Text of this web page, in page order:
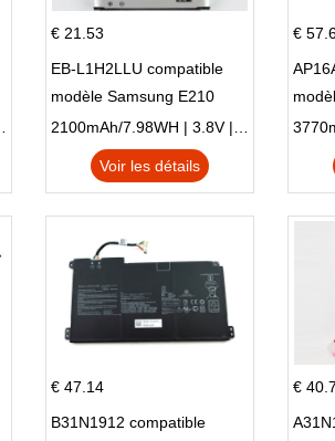
€ 21.53
EB-L1H2LLU compatible
modèle Samsung E210
E210K i939
Voir les détails
€
AO1-
€ 47.14
B31N1912 compatible
€